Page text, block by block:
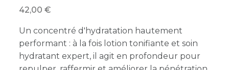
42,00
Un concentré d'hydratation hautement
performant : à la fois lotion tonifiante et soin
hydratant expert, il agit en profondeur pour